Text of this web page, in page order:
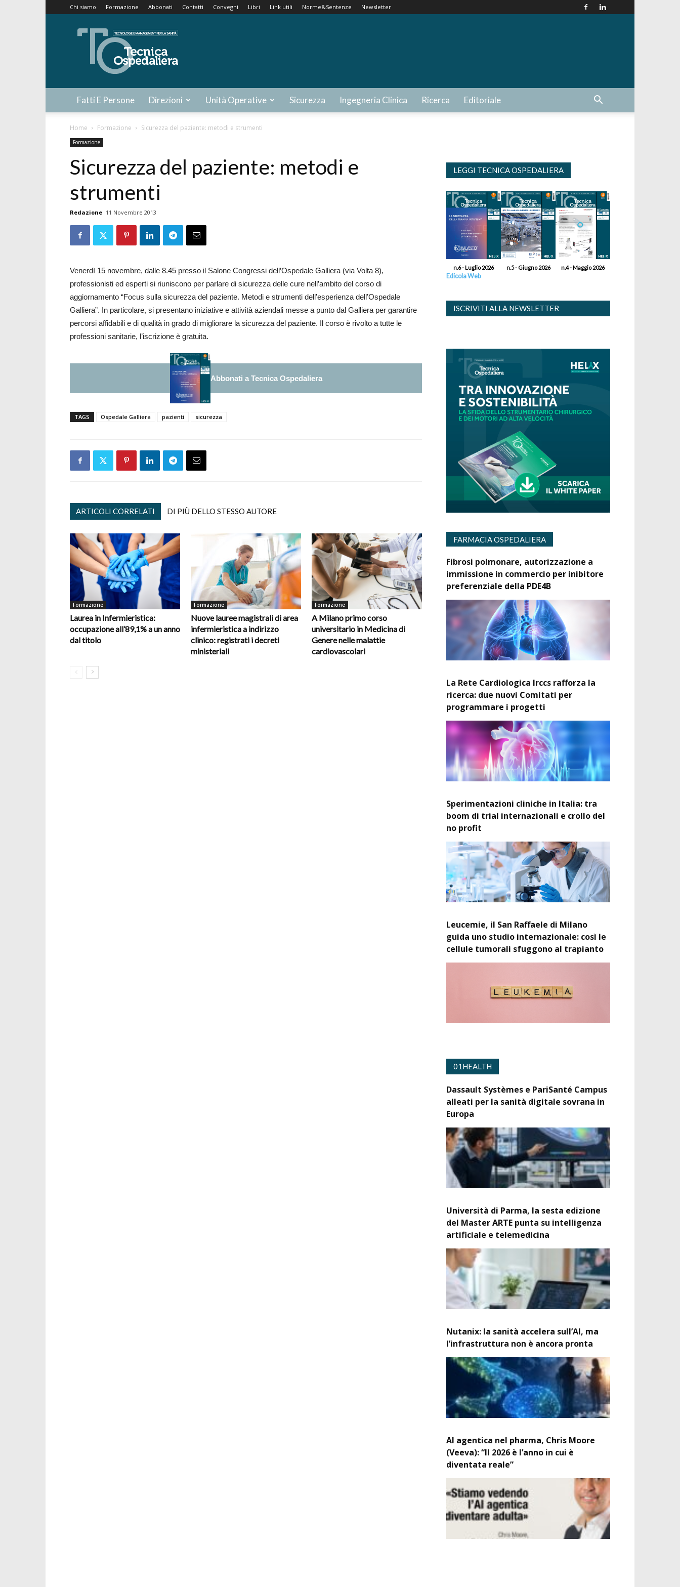
Chi siamo Formazione Abbonati Contatti Convegni Libri Link utili Norme&Sentenze Newsletter
Tecnica
Ospedaliera
Fatti E Persone Direzioni Unità Operative Sicurezza Ingegneria Clinica Ricerca Editoriale
Home Formazione Sicurezza del paziente: metodi e strumenti
Formazione
Sicurezza del paziente: metodi e
strumenti
Redazione 11 Novembre 2013
Venerdì 15 novembre, dalle 8.45 presso il Salone Congressi dell’Ospedale Galliera (via Volta 8),
professionisti ed esperti si riuniscono per parlare di sicurezza delle cure nell’ambito del corso di
aggiornamento “Focus sulla sicurezza del paziente. Metodi e strumenti dell’esperienza dell’Ospedale
Galliera”. In particolare, si presentano iniziative e attività aziendali messe a punto dal Galliera per garantire
percorsi affidabili e di qualità in grado di migliorare la sicurezza del paziente. Il corso è rivolto a tutte le
professioni sanitarie, l’iscrizione è gratuita.
Abbonati a Tecnica Ospedaliera
TAGS Ospedale Galliera pazienti sicurezza
ARTICOLI CORRELATI DI PIÙ DELLO STESSO AUTORE
Formazione
Laurea in Infermieristica:
occupazione all’89,1% a un anno
dal titolo
Formazione
Nuove lauree magistrali di area
infermieristica a indirizzo
clinico: registrati i decreti
ministeriali
Formazione
A Milano primo corso
universitario in Medicina di
Genere nelle malattie
cardiovascolari
LEGGI TECNICA OSPEDALIERA
n.6 - Luglio 2026 n.5 - Giugno 2026 n.4 - Maggio 2026
Edicola Web
ISCRIVITI ALLA NEWSLETTER
FARMACIA OSPEDALIERA
Fibrosi polmonare, autorizzazione a
immissione in commercio per inibitore
preferenziale della PDE4B
La Rete Cardiologica Irccs rafforza la
ricerca: due nuovi Comitati per
programmare i progetti
Sperimentazioni cliniche in Italia: tra
boom di trial internazionali e crollo del
no profit
Leucemie, il San Raffaele di Milano
guida uno studio internazionale: così le
cellule tumorali sfuggono al trapianto
01HEALTH
Dassault Systèmes e PariSanté Campus
alleati per la sanità digitale sovrana in
Europa
Università di Parma, la sesta edizione
del Master ARTE punta su intelligenza
artificiale e telemedicina
Nutanix: la sanità accelera sull’AI, ma
l’infrastruttura non è ancora pronta
AI agentica nel pharma, Chris Moore
(Veeva): “Il 2026 è l’anno in cui è
diventata reale”